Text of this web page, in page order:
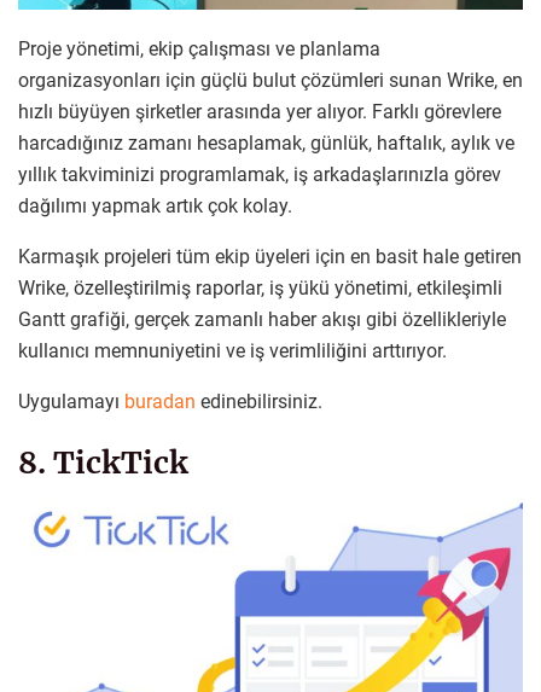
Proje yönetimi, ekip çalışması ve planlama
organizasyonları için güçlü bulut çözümleri sunan Wrike, en
hızlı büyüyen şirketler arasında yer alıyor. Farklı görevlere
harcadığınız zamanı hesaplamak, günlük, haftalık, aylık ve
yıllık takviminizi programlamak, iş arkadaşlarınızla görev
dağılımı yapmak artık çok kolay.
Karmaşık projeleri tüm ekip üyeleri için en basit hale getiren
Wrike, özelleştirilmiş raporlar, iş yükü yönetimi, etkileşimli
Gantt grafiği, gerçek zamanlı haber akışı gibi özellikleriyle
kullanıcı memnuniyetini ve iş verimliliğini arttırıyor.
Uygulamayı buradan edinebilirsiniz.
8. TickTick